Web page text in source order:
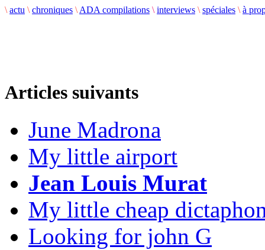
\ actu \ chroniques \ ADA compilations \ interviews \ spéciales \ à
Articles suivants
June Madrona
My little airport
Jean Louis Murat
My little cheap
Looking for john G